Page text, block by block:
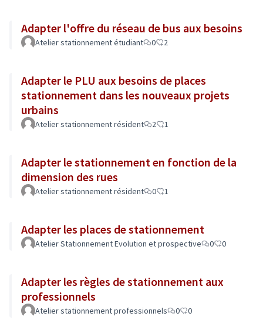
Adapter l'offre du réseau de bus aux besoins
Atelier stationnement étudiant 0 2
Adapter le PLU aux besoins de places
stationnement dans les nouveaux projets
urbains
Atelier stationnement résident 2 1
Adapter le stationnement en fonction de la
dimension des rues
Atelier stationnement résident 0 1
Adapter les places de stationnement
Atelier Stationnement Evolution et prospective 0 0
Adapter les règles de stationnement aux
professionnels
Atelier stationnement professionnels 0 0